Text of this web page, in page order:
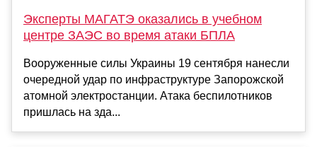
Эксперты МАГАТЭ оказались в учебном
центре ЗАЭС во время атаки БПЛА
Вооруженные силы Украины 19 сентября нанесли
очередной удар по инфраструктуре Запорожской
атомной электростанции. Атака беспилотников
пришлась на зда...